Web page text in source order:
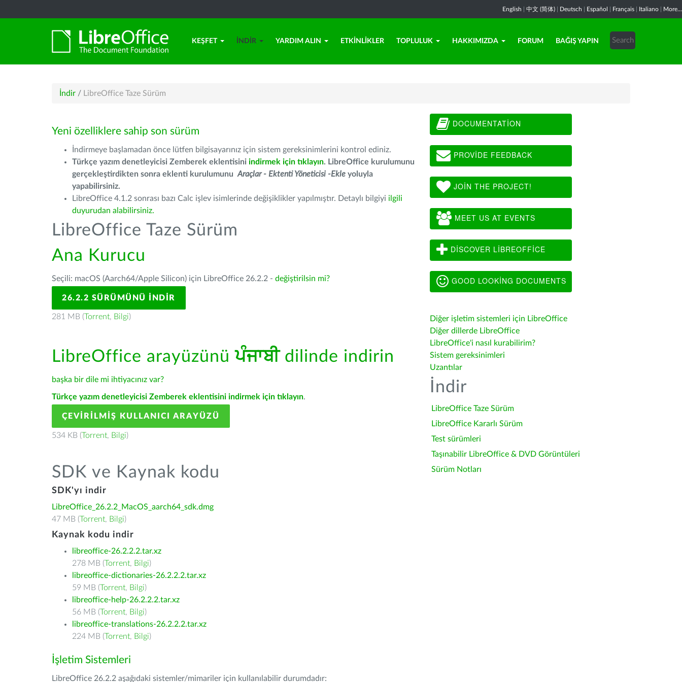
English 中文 (简体) Deutsch Español Français Italiano More...
KEŞFET İNDIR YARDIM ALIN ETKINLIKLER TOPLULUK HAKKIMIZDA FORUM BAĞIŞ YAPIN
İndir / LibreOffice Taze Sürüm
Yeni özelliklere sahip son sürüm
İndirmeye başlamadan önce lütfen bilgisayarınız için sistem gereksinimlerini kontrol ediniz.
Türkçe yazım denetleyicisi Zemberek eklentisini indirmek için tıklayın. LibreOffice kurulumunu
gerçekleştirdikten sonra eklenti kurulumunu Araçlar - Ektenti Yöneticisi -Ekle yoluyla
yapabilirsiniz.
LibreOffice 4.1.2 sonrası bazı Calc işlev isimlerinde değişiklikler yapılmıştır. Detaylı bilgiyi ilgili
duyurudan alabilirsiniz.
LibreOffice Taze Sürüm
Ana Kurucu
Seçili: macOS (Aarch64/Apple Silicon) için LibreOffice 26.2.2 - değiştirilsin mi?
26.2.2 SÜRÜMÜNÜ İNDIR
281 MB (Torrent, Bilgi)
LibreOffice arayüzünüਪੰਜਾਬੀdilinde indirin
başka bir dile mi ihtiyacınız var?
Türkçe yazım denetleyicisi Zemberek eklentisini indirmek için tıklayın.
ÇEVIRILMIŞ KULLANICI ARAYÜZÜ
534 KB (Torrent, Bilgi)
SDK ve Kaynak kodu
SDK'yı indir
LibreOffice_26.2.2_MacOS_aarch64_sdk.dmg
47 MB (Torrent, Bilgi)
Kaynak kodu indir
libreoffice-26.2.2.2.tar.xz
278 MB (Torrent, Bilgi)
libreoffice-dictionaries-26.2.2.2.tar.xz
59 MB (Torrent, Bilgi)
libreoffice-help-26.2.2.2.tar.xz
56 MB (Torrent, Bilgi)
libreoffice-translations-26.2.2.2.tar.xz
224 MB (Torrent, Bilgi)
İşletim Sistemleri
LibreOffice 26.2.2 aşağıdaki sistemler/mimariler için kullanılabilir durumdadır:
DOCUMENTATION
PROVIDE FEEDBACK
JOIN THE PROJECT!
MEET US AT EVENTS
DISCOVER LIBREOFFICE
GOOD LOOKING DOCUMENTS
Diğer işletim sistemleri için LibreOffice
Diğer dillerde LibreOffice
LibreOffice'i nasıl kurabilirim?
Sistem gereksinimleri
Uzantılar
İndir
LibreOffice Taze Sürüm
LibreOffice Kararlı Sürüm
Test sürümleri
Taşınabilir LibreOffice & DVD Görüntüleri
Sürüm Notları